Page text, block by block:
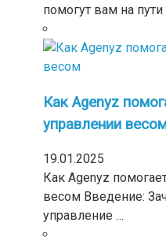
помогут вам на
Как Agenyz
управлении
19.01.2025
Как Agenyz
весом Введение:
управление …